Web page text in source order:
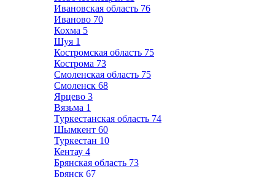
Ивановская область 76
Иваново 70
Кохма 5
Шуя 1
Костромская область 75
Кострома 73
Смоленская область 75
Смоленск 68
Ярцево 3
Вязьма 1
Туркестанская область 74
Шымкент 60
Туркестан 10
Кентау 4
Брянская область 73
Брянск 67